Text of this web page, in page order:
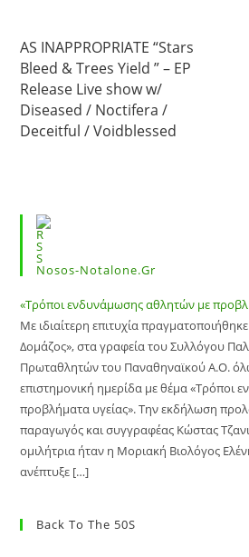
AS INAPPROPRIATE “Stars
Bleed & Trees Yield ” – EP
Release Live show w/
Diseased / Noctifera /
Deceitful / Voidblessed
Nosos-Notalone.gr
«Τρόποι ενδυνάμωσης αθλητών με
Με ιδιαίτερη επιτυχία
Δομάζος», στα γραφεία του Συλλόγου
Πρωταθλητών του Παναθηναϊκού Α.Ο.
επιστημονική ημερίδα με θέμα «Τρόποι
προβλήματα υγείας». Την εκδήλωση
παραγωγός και συγγραφέας Κώστας
ομιλήτρια ήταν η Μοριακή Βιολόγος
ανέπτυξε […]
Back To The 50S